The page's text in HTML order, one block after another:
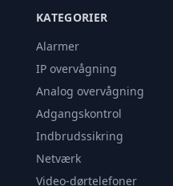
KATEGORIER
Alarmer
IP overvågning
Analog overvågning
Adgangskontrol
Indbrudssikring
Netværk
Video-dørtelefoner